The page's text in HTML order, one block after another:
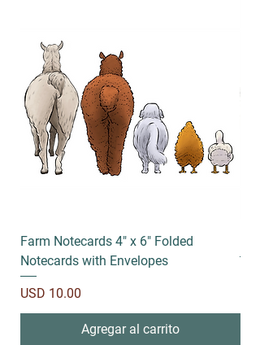
Farm Notecards 4" x 6" Folded
Notecards with Envelopes
Precio
USD 10.00
Agregar al carrito